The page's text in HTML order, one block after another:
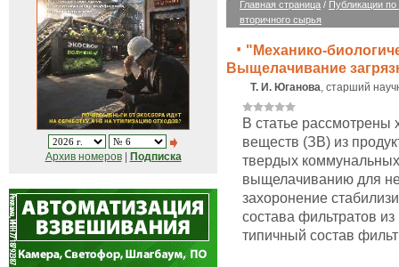
Архив номеров| Подписка
Главная страница / Публикации
вторичного сырья
"Механико-
Выщелачивание
Т. И. Юганова, старший
В статье рассмотрены
веществ (ЗВ) из
твердых
выщелачиванию для
захоронение
состава фильтратов
типичный состав